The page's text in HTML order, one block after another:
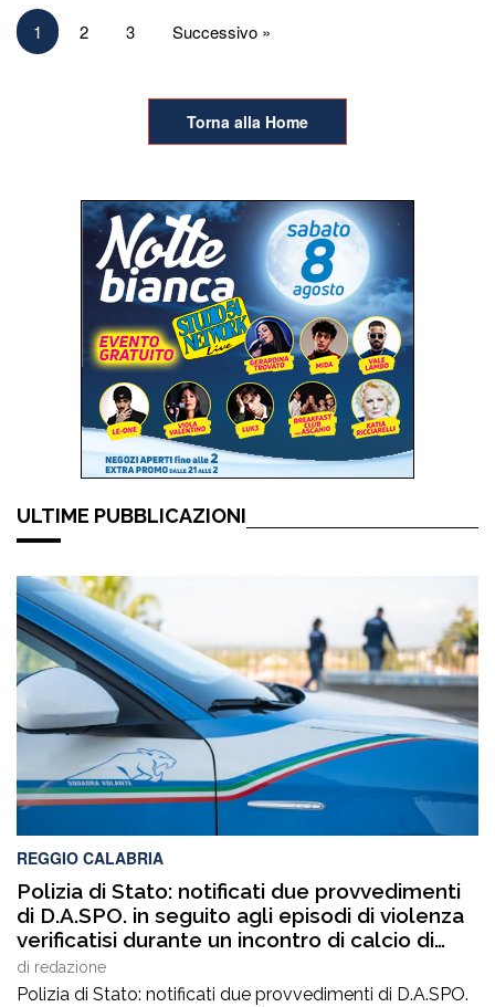
Paginazione
1 2 3 Successivo »
Torna alla Home
ULTIME PUBBLICAZIONI
REGGIO CALABRIA
Polizia di Stato: notificati due provvedimenti
di D.A.SPO. in seguito agli episodi di violenza
verificatisi durante un incontro di calcio di
Terza Categoria
di redazione
Polizia di Stato: notificati due provvedimenti di D.A.SPO.